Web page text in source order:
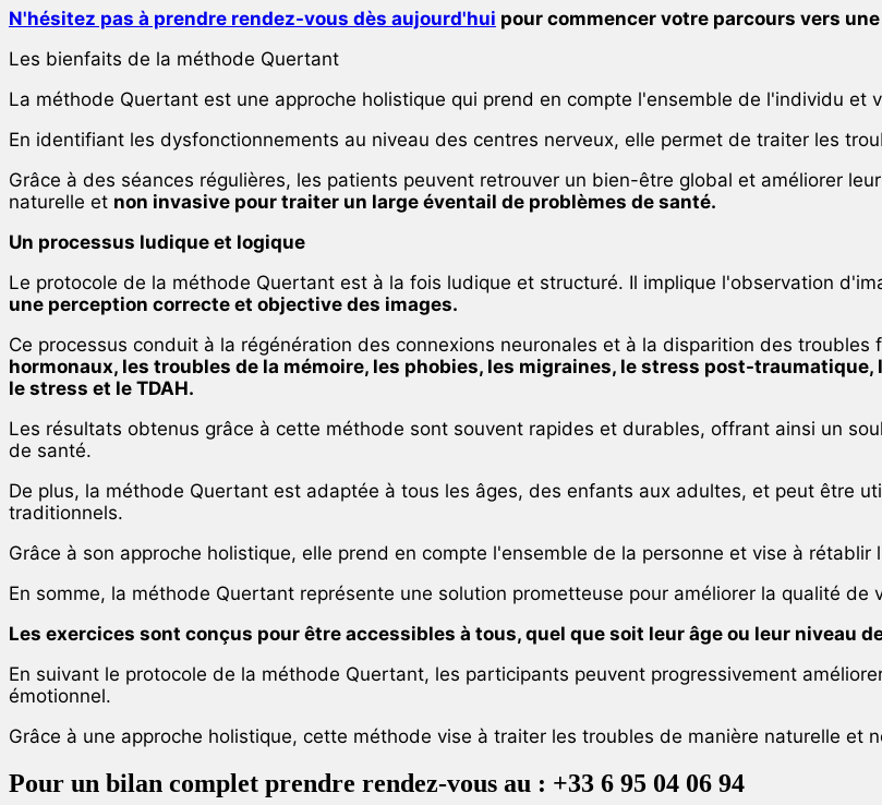
N'hésitez pas à prendre rendez-vous dès aujourd'hui pour commencer votre parcours vers
Les bienfaits de la méthode Quertant
La méthode Quertant est une approche holistique qui prend en compte l'ensemble de l'individu et
En identifiant les dysfonctionnements au niveau des centres nerveux, elle permet de traiter les
Grâce à des séances régulières, les patients peuvent retrouver un bien-être global et améliorer
naturelle et non invasive pour traiter un large éventail de problèmes de santé.
Un processus ludique et logique
Le protocole de la méthode Quertant est à la fois ludique et structuré. Il implique l'observation
une perception correcte et objective des images.
Ce processus conduit à la régénération des connexions neuronales et à la disparition des troubles
hormonaux, les troubles de la mémoire, les phobies, les migraines, le stress post-
le stress et le TDAH.
Les résultats obtenus grâce à cette méthode sont souvent rapides et durables, offrant ainsi un
de santé.
De plus, la méthode Quertant est adaptée à tous les âges, des enfants aux adultes, et peut être
traditionnels.
Grâce à son approche holistique, elle prend en compte l'ensemble de la personne et vise à
En somme, la méthode Quertant représente une solution prometteuse pour améliorer la qualité
Les exercices sont conçus pour être accessibles à tous, quel que soit leur âge ou leur niveau
En suivant le protocole de la méthode Quertant, les participants peuvent progressivement
émotionnel.
Grâce à une approche holistique, cette méthode vise à traiter les troubles de manière naturelle et
Pour un bilan complet prendre rendez-vous au : +33 6 95 04 06 94